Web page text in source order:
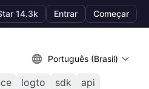
14.3k Entrar Começar
Português (Brasil)
logto sdk api